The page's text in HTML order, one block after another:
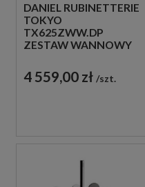
DANIEL RUBINETTERIE
TOKYO
TX625ZWW.DP
ZESTAW WANNOWY
ZŁOTO
SZCZOTKOWANE
4 559,00 zł szt.